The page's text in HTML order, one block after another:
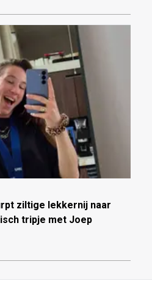
ziltige lekkernij naar
tripje met Joep